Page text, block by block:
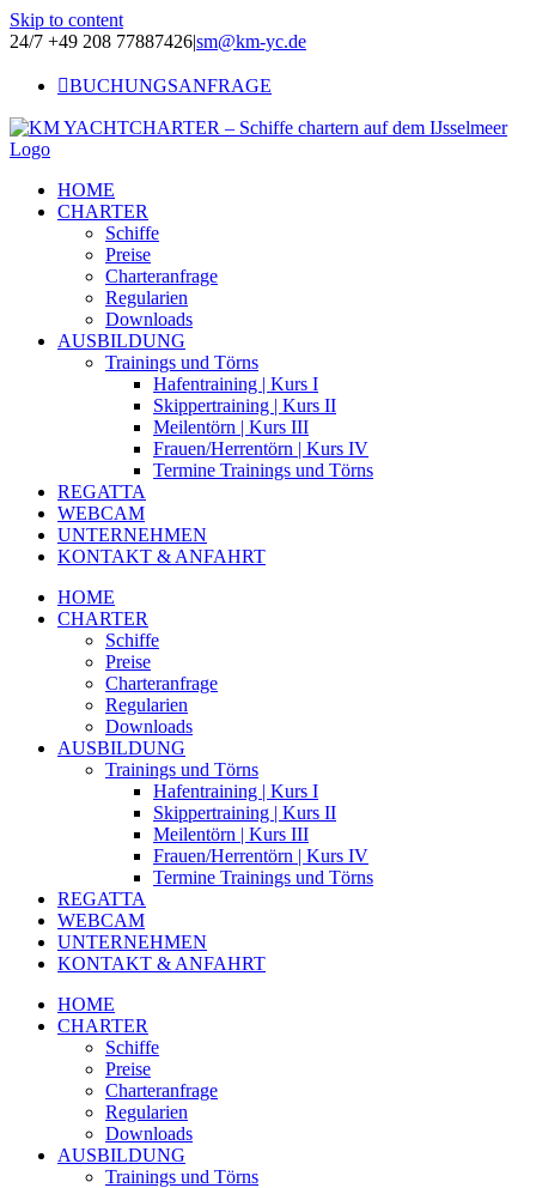
Skip to content
24/7 +49 208 77887426|sm@km-yc.de
BUCHUNGSANFRAGE
HOME
CHARTER
Schiffe
Preise
Charteranfrage
Regularien
Downloads
AUSBILDUNG
Trainings und Törns
Hafentraining | Kurs I
Skippertraining | Kurs II
Meilentörn | Kurs III
Frauen/Herrentörn | Kurs IV
Termine Trainings und Törns
REGATTA
WEBCAM
UNTERNEHMEN
KONTAKT & ANFAHRT
HOME
CHARTER
Schiffe
Preise
Charteranfrage
Regularien
Downloads
AUSBILDUNG
Trainings und Törns
Hafentraining | Kurs I
Skippertraining | Kurs II
Meilentörn | Kurs III
Frauen/Herrentörn | Kurs IV
Termine Trainings und Törns
REGATTA
WEBCAM
UNTERNEHMEN
KONTAKT & ANFAHRT
HOME
CHARTER
Schiffe
Preise
Charteranfrage
Regularien
Downloads
AUSBILDUNG
Trainings und Törns